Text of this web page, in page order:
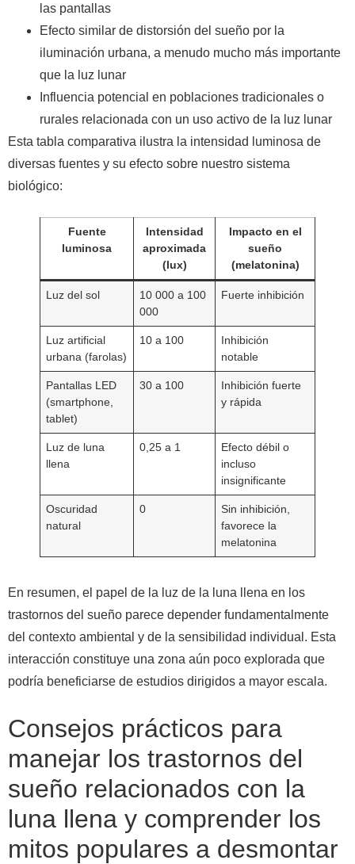
las pantallas
Efecto similar de distorsión del sueño por la
iluminación urbana, a menudo mucho más importante
que la luz lunar
Influencia potencial en poblaciones tradicionales o
rurales relacionada con un uso activo de la luz lunar
Esta tabla comparativa ilustra la intensidad luminosa de
diversas fuentes y su efecto sobre nuestro sistema
biológico:
Fuente
luminosa
Intensidad
aproximada
(lux)
Impacto en el
sueño
(melatonina)
Luz del sol
10 000 a 100
000
Fuerte inhibición
Luz artificial
urbana (farolas)
10 a 100
Inhibición
notable
Pantallas LED
(smartphone,
tablet)
30 a 100
Inhibición fuerte
y rápida
Luz de luna
llena
0,25 a 1
Efecto débil o
incluso
insignificante
Oscuridad
natural
0
Sin inhibición,
favorece la
melatonina
En resumen, el papel de la luz de la luna llena en los
trastornos del sueño parece depender fundamentalmente
del contexto ambiental y de la sensibilidad individual. Esta
interacción constituye una zona aún poco explorada que
podría beneficiarse de estudios dirigidos a mayor escala.
Consejos prácticos para
manejar los trastornos del
sueño relacionados con la
luna llena y comprender los
mitos populares a desmontar